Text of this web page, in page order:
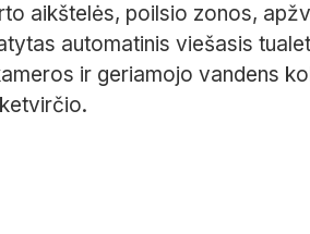
aikštelės, poilsio zonos,
automatinis viešasis
ir geriamojo vandens